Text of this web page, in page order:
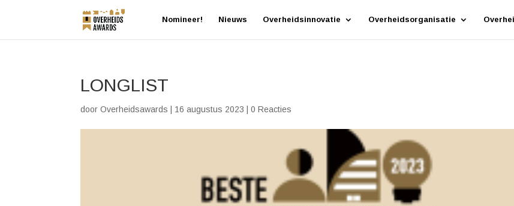
Nomineer! Nieuws Overheidsinnovatie Overheidsorganisatie
LONGLIST
doorOverheidsawards 16 augustus 2023 |0 Reacties